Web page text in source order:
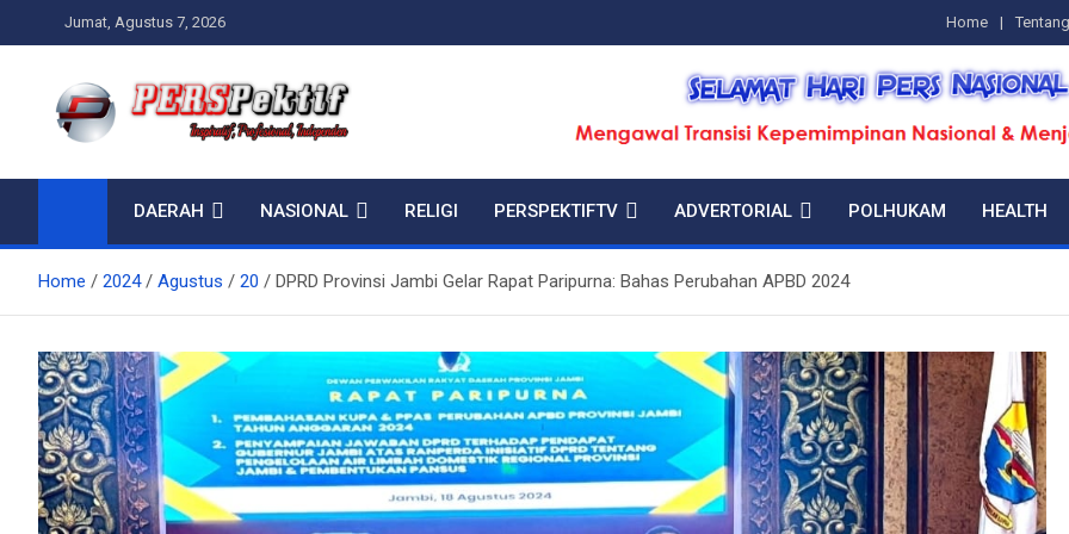
to
Jumat, Agustus 7, 2026 Home
Perspektif.today
DAERAH NASIONAL RELIGI PERSPEKTIFTV ADVERTORIAL POLHUKAM HEALTH
Home 2024 Agustus 20 DPRD Provinsi Jambi Gelar Rapat Paripurna: Bahas Perubahan APBD 2024